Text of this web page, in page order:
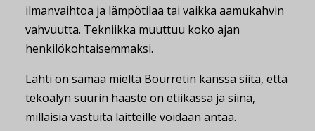
ilmanvaihtoa ja lämpötilaa tai vaikka aamukahvin
vahvuutta. Tekniikka muuttuu koko ajan
henkilökohtaisemmaksi.
Lahti on samaa mieltä Bourretin kanssa siitä, että
tekoälyn suurin haaste on etiikassa ja siinä,
millaisia vastuita laitteille voidaan antaa.